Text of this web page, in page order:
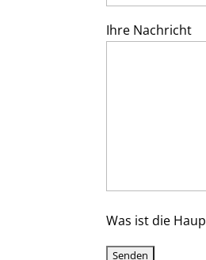
Ihre Nachricht
Was ist die